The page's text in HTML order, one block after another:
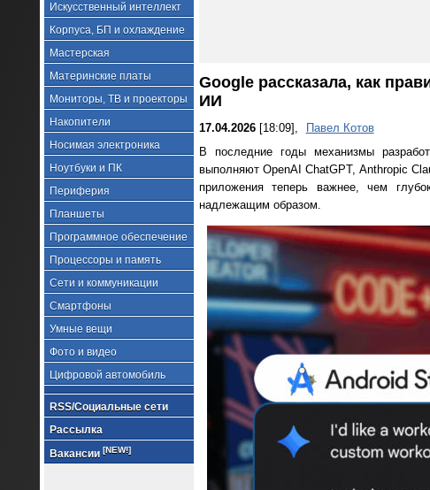
Искусственный интеллект
Корпуса, БП и охлаждение
Мастерская
Материнские платы
Мониторы, ТВ и проекторы
Накопители
Носимая электроника
Ноутбуки и ПК
Периферия
Планшеты
Программное обеспечение
Процессоры и память
Сети и коммуникации
Смартфоны
Умные вещи
Фото и видео
Цифровой автомобиль
RSS/Социальные сети
Рассылка
Вакансии [NEW!]
Google рассказала, как
ИИ
17.04.2026[18:09],
Павел Котов
В последние годы механизмы
выполняют OpenAI ChatGPT, Anthropic
приложения теперь важнее, чем
надлежащим образом.